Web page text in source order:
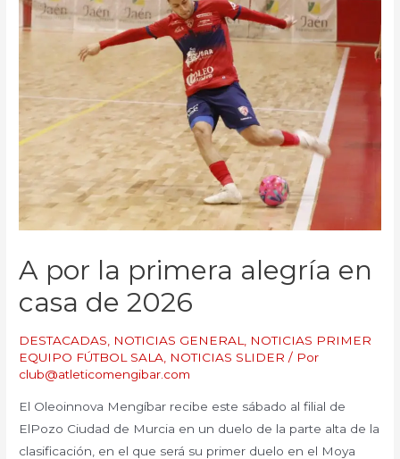
A por la primera alegría en
casa de 2026
DESTACADAS NOTICIAS GENERAL
NOTICIAS PRIMER
EQUIPO FÚTBOL SALA
NOTICIAS SLIDER / Por
club@atleticomengibar.com
El Oleoinnova Mengíbar recibe este sábado al filial de
ElPozo Ciudad de Murcia en un duelo de la parte alta de la
clasificación, en el que será su primer duelo en el Moya